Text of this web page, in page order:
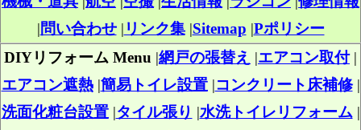
|問い合わせ| リンク集|Sitemap |Pポリシー
DIYリフォーム Menu |網戸の張替え |エアコン取付|
エアコン遮熱|簡易トイレ設置|コンクリート床補修|
洗面化粧台設置|タイル張り |水洗トイレリフォーム |